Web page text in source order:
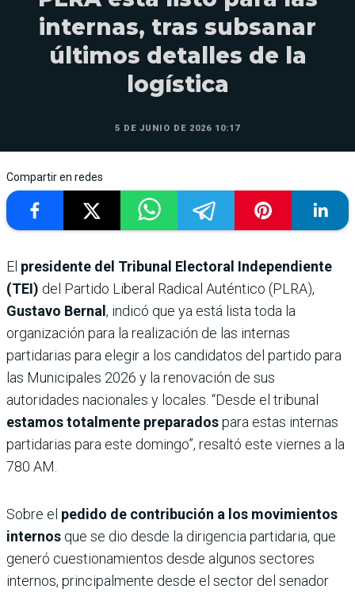
internas, tras subsanar
últimos detalles de la
logística
5 DE JUNIO DE 2026 10:17
Compartir en redes
El presidente del Tribunal Electoral Independiente
(TEI) del Partido Liberal Radical Auténtico (PLRA),
Gustavo Bernal, indicó que ya está lista toda la
organización para la realización de las internas
partidarias para elegir a los candidatos del partido para
las Municipales 2026 y la renovación de sus
autoridades nacionales y locales. “Desde el tribunal
estamos totalmente preparadospara estas internas
partidarias para este domingo”, resaltó este viernes a la
780 AM.
Sobre el pedido de contribución a los movimientos
internos que se dio desde la dirigencia partidaria, que
generó cuestionamientos desde algunos sectores
internos, principalmente desde el sector del senador